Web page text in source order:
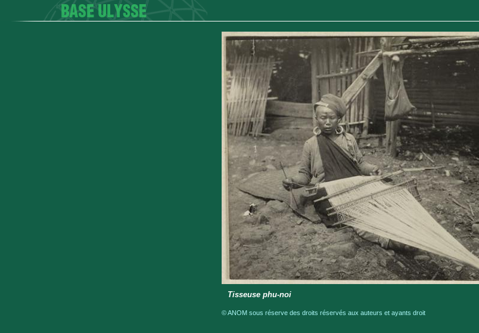
Tisseuse phu-noi
© ANOM sous réserve des droits réservés aux auteurs et ayants droit